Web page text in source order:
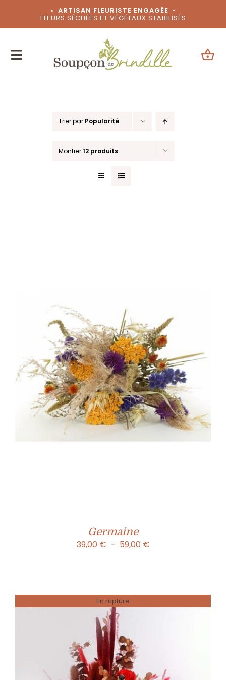
• ARTISAN FLEURISTE ENGAGÉE •
FLEURS SÉCHÉES ET VÉGÉTAUX STABILISÉS
Trier par Popularité
Montrer12 produits
Germaine
39,00 € – 59,00 €Plage
En rupture